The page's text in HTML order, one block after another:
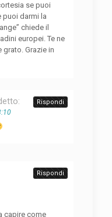
se puoi
puoi darmi la
chiede il
europei. Te ne
grato. Grazie in
Rispondi
capire come
Rispondi